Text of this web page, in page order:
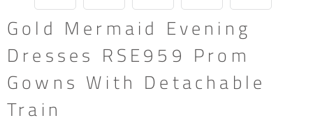
Gold Mermaid Evening
Dresses RSE959 Prom
Gowns With Detachable
Train